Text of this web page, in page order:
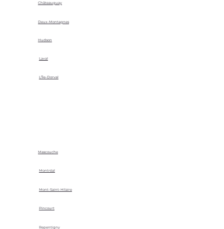
Châteauguay
Deux-Montagnes
Hudson
Laval
L'Île-Dorval
Mascouche
Montréal
Mont-Saint-Hilaire
Pincourt
Repentigny